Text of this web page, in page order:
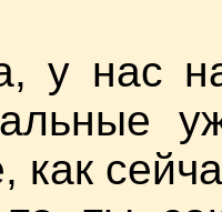
у нас
как